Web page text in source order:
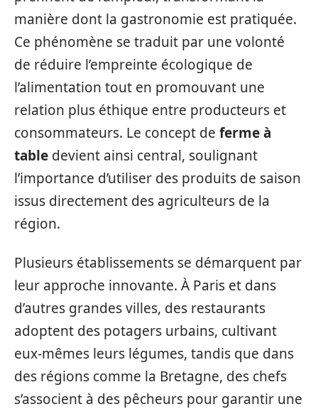
manière dont la gastronomie est pratiquée.
Ce phénomène se traduit par une volonté
de réduire l’empreinte écologique de
l’alimentation tout en promouvant une
relation plus éthique entre producteurs et
consommateurs. Le concept de ferme à
table devient ainsi central, soulignant
l’importance d’utiliser des produits de saison
issus directement des agriculteurs de la
région.
Plusieurs établissements se démarquent par
leur approche innovante. À Paris et dans
d’autres grandes villes, des restaurants
adoptent des potagers urbains, cultivant
eux-mêmes leurs légumes, tandis que dans
des régions comme la Bretagne, des chefs
s’associent à des pêcheurs pour garantir une